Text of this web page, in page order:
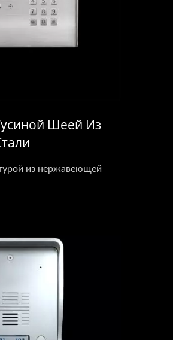
Шеей Из
из нержавеющей